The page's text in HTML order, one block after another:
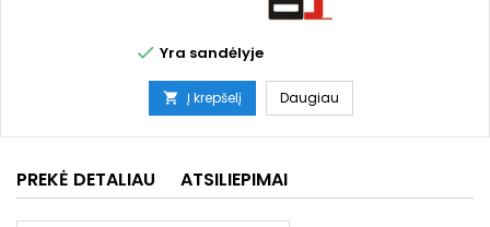
 Yra sandėlyje
 Į krepšelį Daugiau
PREKĖ DETALIAU ATSILIEPIMAI